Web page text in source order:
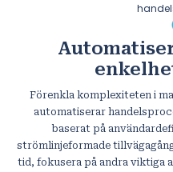
Förenkla komplexiteten i
automatiserar
baserat på
strömlinjeformade
tid, fokusera på andra viktiga